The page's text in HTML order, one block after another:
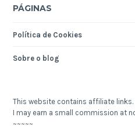
PÁGINAS
Política de Cookies
Sobre o blog
This website contains affiliate
I may earn a small commission at
~~~~~